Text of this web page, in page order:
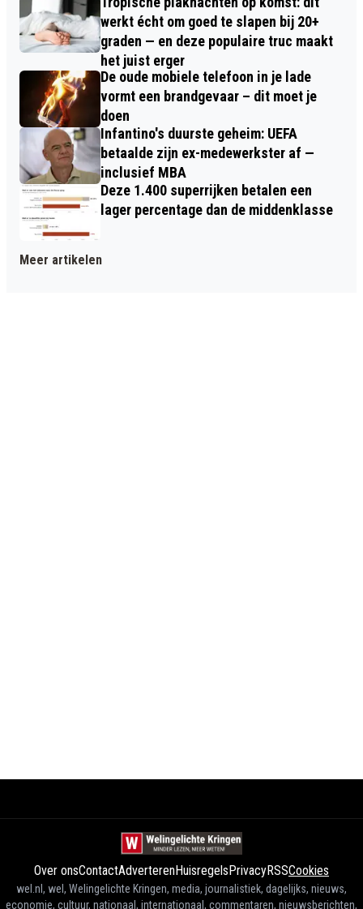
werkt écht om goed te slapen bij 20+
graden — en deze populaire truc maakt
het juist erger
De oude mobiele telefoon in je lade
vormt een brandgevaar – dit moet je
doen
Infantino's duurste geheim: UEFA
betaalde zijn ex-medewerkster af —
inclusief MBA
Deze 1.400 superrijken betalen een
lager percentage dan de middenklasse
Meer artikelen
Over onsContactAdverterenHuisregelsPrivacyRSSCookies
wel.nl, wel, Welingelichte Kringen, media, journalistiek, dagelijks, nieuws,
economie, cultuur, nationaal, internationaal, commentaren, nieuwsberichten,